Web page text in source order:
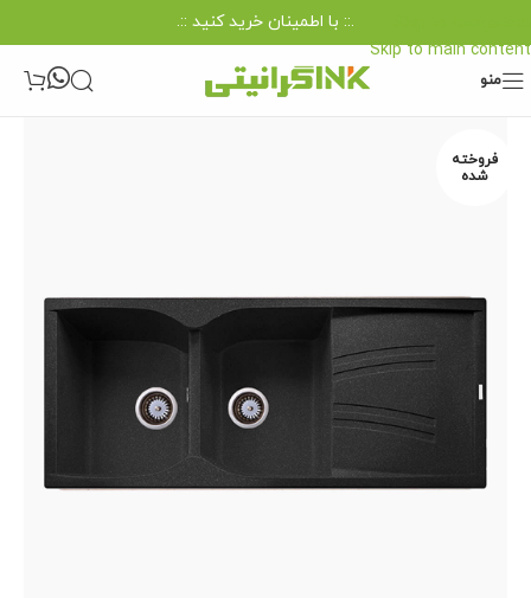
Skip to main content
.:: با اطمینان خرید کنید ::.
منو
فروخته
شده